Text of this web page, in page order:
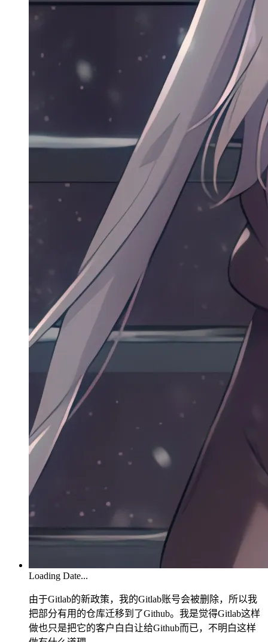
Loading Date...
由于Gitlab的新政策，我的Gitlab账号会被删除，所以我
把部分有用的仓库迁移到了Github。我是觉得Gitlab这样
做也只是把它的客户白白让给Github而已，不明白这样